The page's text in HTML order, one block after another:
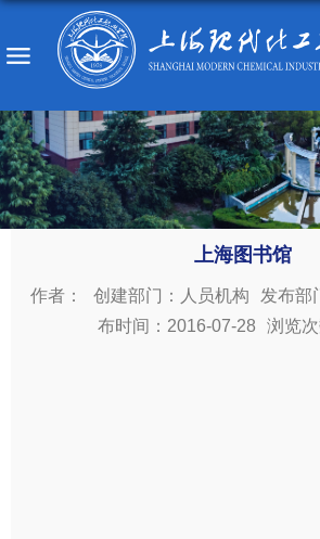
上海图书馆
作者： 创建部门：人员机构 发布部
布时间：2016-07-28
浏览次